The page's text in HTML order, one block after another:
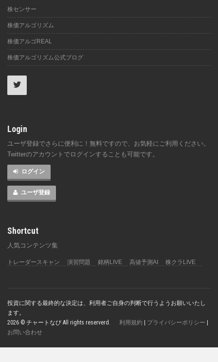
株センサー
株価アルゴリズム
株価アルゴREAL
株価アルゴリズム公式ブログ
Login
ユーザ登録でさらに便利に！無料ですので、お気軽にご利用ください。
Twitterのアカウントでログインすることも可能です。
ログイン
ユーザ登録
Shortcut
人気コンテンツ集
トレーダースキャン 演習問題 銘柄LIVE 高値予測AI 株クラLIVE
投資に関する最終的な決定は、利用者ご自身の判断で行うようお願いいたし
ます。
2026 © チャートなび All rights reserverd. 利用規約 プライバシーポリシー
お問い合わせ